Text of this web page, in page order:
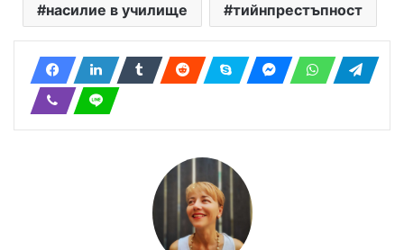
насилие в училище тийнпрестъпност